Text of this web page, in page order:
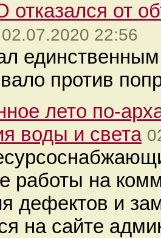
от
02.07.2020 22:56
против
лето по-
воды и света
работы на
дефектов и
на сайте